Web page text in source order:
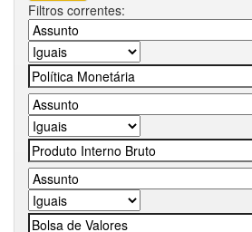
Filtros correntes: